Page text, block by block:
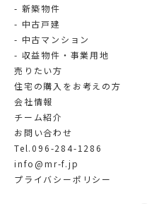
新築物件
中古戸建
中古マンション
収益物件・事業用地
売りたい方
住宅の購入をお考えの方
会社情報
チーム紹介
お問い合わせ
Tel.096-284-1286
info@mr-f.jp
プライバシーポリシー